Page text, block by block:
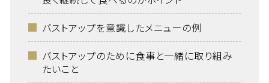
バストアップを意識したメニューの例
バストアップのために食事と一緒に取り組み
たいこと